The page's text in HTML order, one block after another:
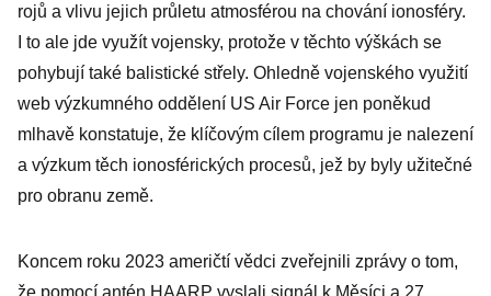
rojů a vlivu jejich průletu atmosférou na chování ionosféry.
I to ale jde využít vojensky, protože v těchto výškách se
pohybují také balistické střely. Ohledně vojenského využití
web výzkumného oddělení US Air Force jen poněkud
mlhavě konstatuje, že klíčovým cílem programu je nalezení
a výzkum těch ionosférických procesů, jež by byly užitečné
pro obranu země.
Koncem roku 2023 američtí vědci zveřejnili zprávy o tom,
že pomocí antén HAARP vyslali signál k Měsíci a 27.